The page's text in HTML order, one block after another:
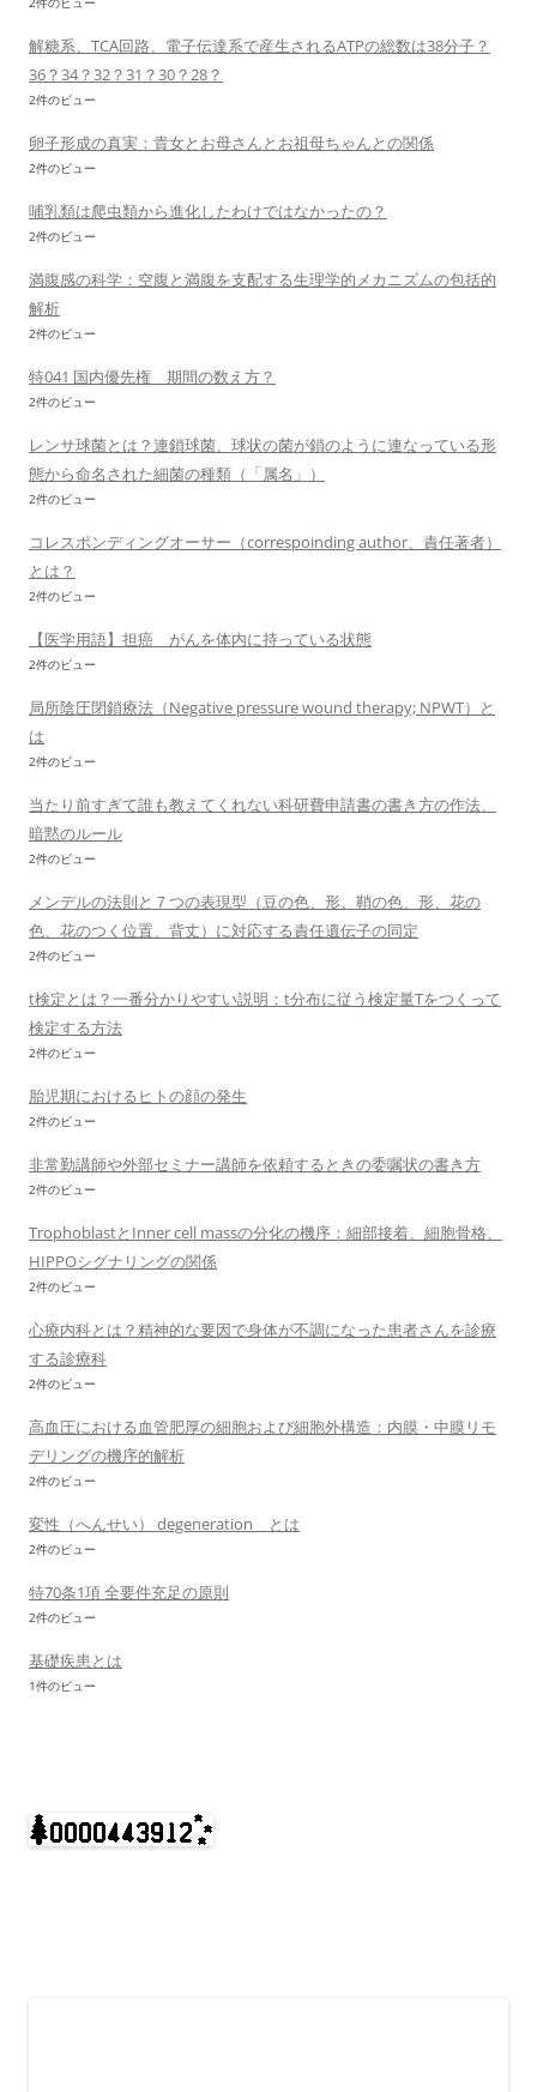
解糖系、TCA回路、電子伝達系で産生されるATPの総数は38分子？
36？34？32？31？30？28？
2件のビュー
卵子形成の真実：貴女とお母さんとお祖母ちゃんとの関係
2件のビュー
哺乳類は爬虫類から進化したわけではなかったの？
2件のビュー
満腹感の科学：空腹と満腹を支配する生理学的メカニズムの包括的
解析
2件のビュー
特041 国内優先権 期間の数え方？
2件のビュー
レンサ球菌とは？連鎖球菌、球状の菌が鎖のように連なっている形
態から命名された細菌の種類（「属名」）
2件のビュー
コレスポンディングオーサー（correspoinding author、責任著者）
とは？
2件のビュー
【医学用語】担癌 がんを体内に持っている状態
2件のビュー
局所陰圧閉鎖療法（Negative pressure wound therapy; NPWT）と
は
2件のビュー
当たり前すぎて誰も教えてくれない科研費申請書の書き方の作法、
暗黙のルール
2件のビュー
メンデルの法則と７つの表現型（豆の色、形、鞘の色、形、花の
色、花のつく位置、背丈）に対応する責任遺伝子の同定
2件のビュー
t検定とは？一番分かりやすい説明：t分布に従う検定量Tをつくって
検定する方法
2件のビュー
胎児期におけるヒトの顔の発生
2件のビュー
非常勤講師や外部セミナー講師を依頼するときの委嘱状の書き方
2件のビュー
TrophoblastとInner cell massの分化の機序：細部接着、細胞骨格、
HIPPOシグナリングの関係
2件のビュー
心療内科とは？精神的な要因で身体が不調になった患者さんを診療
する診療科
2件のビュー
高血圧における血管肥厚の細胞および細胞外構造：内膜・中膜リモ
デリングの機序的解析
2件のビュー
変性（へんせい） degeneration とは
2件のビュー
特70条1項 全要件充足の原則
2件のビュー
基礎疾患とは
1件のビュー